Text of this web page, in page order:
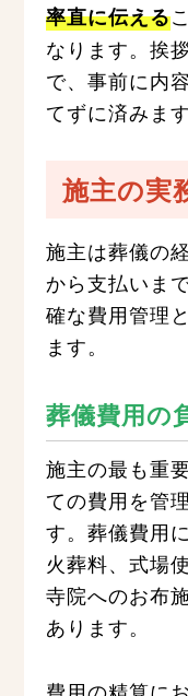
率直に伝える
なります。挨
で、事前に内
てずに済みます
施主の実
施主は葬儀の
から支払いま
確な費用管理
ます。
葬儀費用の
施主の最も重
ての費用を管
す。葬儀費用
火葬料、式場
寺院へのお布
あります。